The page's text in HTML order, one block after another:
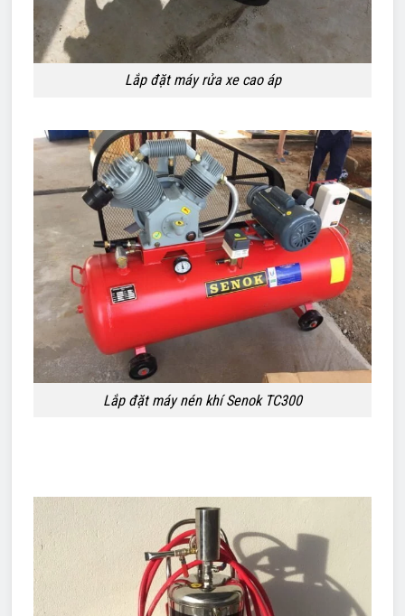
Lắp đặt máy rửa xe cao áp
Lắp đặt máy nén khí Senok TC300